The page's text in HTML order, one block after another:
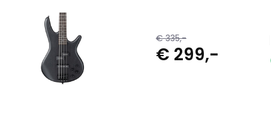
€ 335,-
€ 299,-